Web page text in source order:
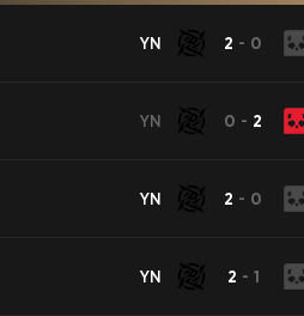
YN 2 - 0
YN 0 - 2
YN 2 - 0
YN 2 - 1